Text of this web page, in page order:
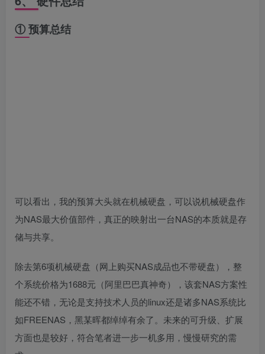
① 预算总结
可以看出，我的预算大头就在机械硬盘，可以说机械硬盘作
为NAS最大价值部件，真正的映射出一台NAS的本质就是存
储与共享。
除去第6项机械硬盘（网上购买NAS成品也不带硬盘），整
个系统价格为1688元（阿里巴巴真神奇），该套NAS方案性
能还不错，无论是支持技术人员的linux还是诸多NAS系统比
如FREENAS，黑某晖都绰绰有余了。未来的可升级、扩展
方面也是较好，符合笔者进一步一机多用，慢慢研究的需